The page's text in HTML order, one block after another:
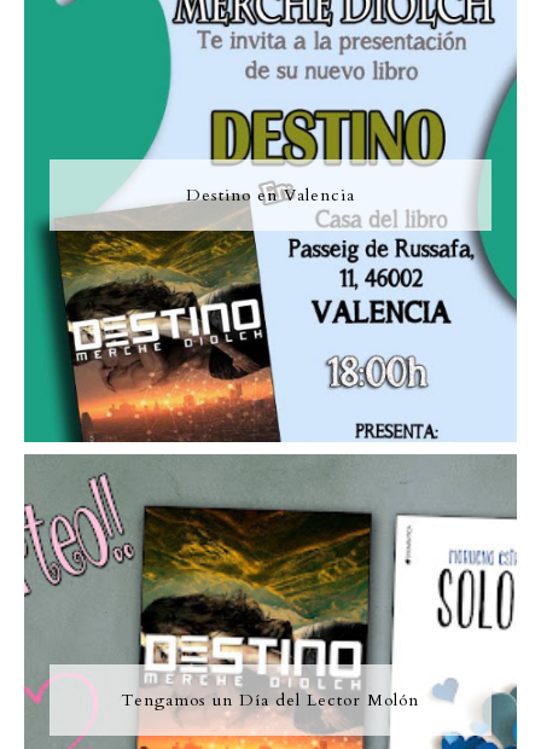
Destino en Valencia
Tengamos un Día del Lector Molón